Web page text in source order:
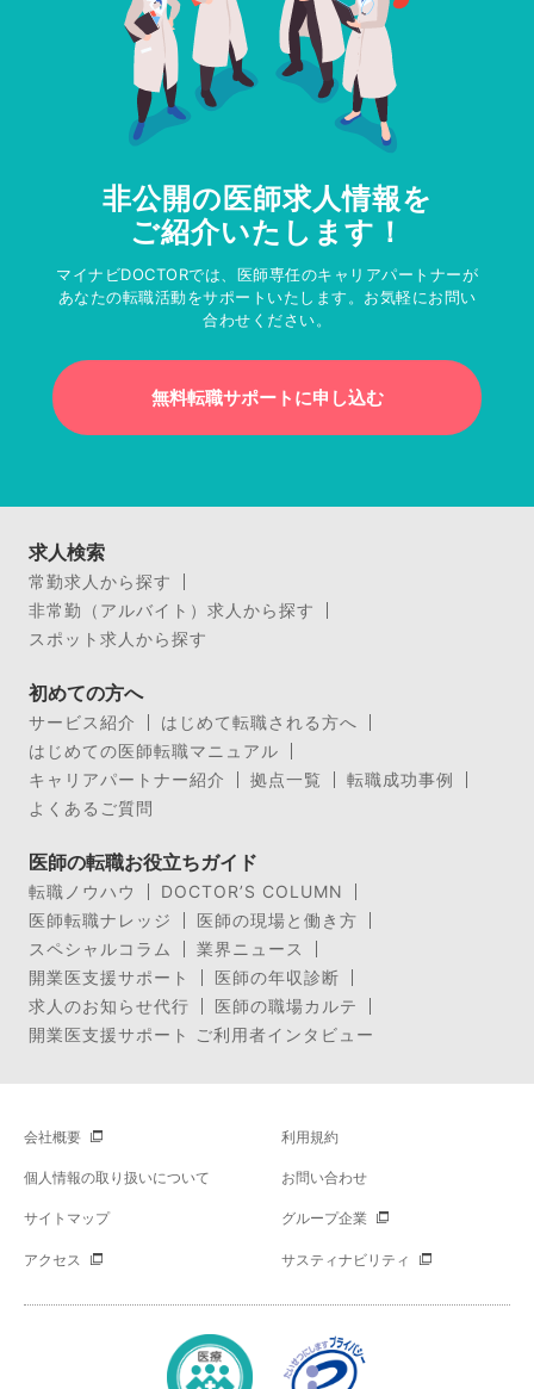
非公開の医師求人情報を
ご紹介いたします！
マイナビDOCTORでは、医師専任のキャリアパートナーが
あなたの転職活動をサポートいたします。お気軽にお問い
合わせください。
無料転職サポートに申し込む
求人検索
常勤求人から探す
非常勤（アルバイト）求人から探す
スポット求人から探す
初めての方へ
サービス紹介
はじめて転職される方へ
はじめての医師転職マニュアル
キャリアパートナー紹介
拠点一覧
転職成功事例
よくあるご質問
医師の転職お役立ちガイド
転職ノウハウ
DOCTOR’S COLUMN
医師転職ナレッジ
医師の現場と働き方
スペシャルコラム
業界ニュース
開業医支援サポート
医師の年収診断
求人のお知らせ代行
医師の職場カルテ
開業医支援サポート ご利用者インタビュー
会社概要 利用規約
個人情報の取り扱いについて お問い合わせ
サイトマップ グループ企業
アクセス サスティナビリティ